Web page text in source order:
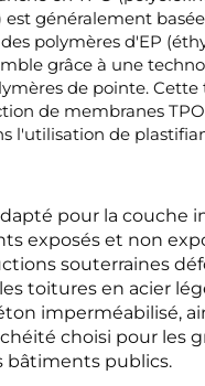
généralement
polymères d'EP
grâce à une
de pointe. Cette
de membranes TPO
l'utilisation de
pour la couche
exposés et non
souterraines
toitures en acier
imperméabilisé,
choisi pour les
bâtiments publics.